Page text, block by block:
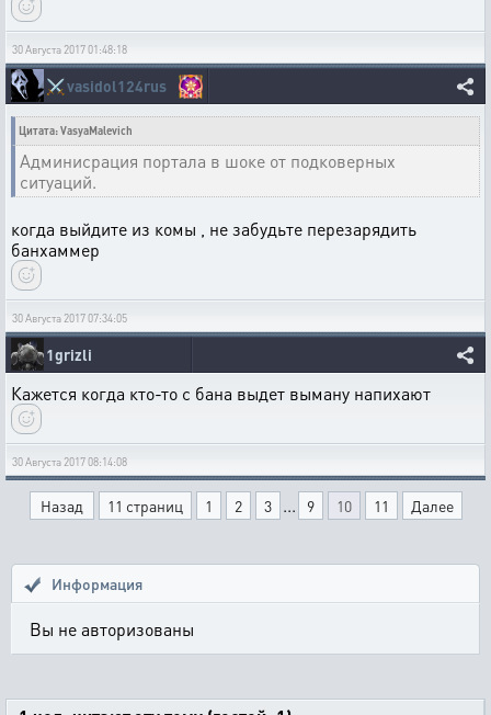
30 Августа 2017 01:48:18
⚔️vasidol124rus
Цитата: VasyaMalevich
Админисрация портала в шоке от подковерных
ситуаций.
когда выйдите из комы , не забудьте перезарядить
банхаммер
30 Августа 2017 07:34:05
1grizli
Кажется когда кто-то с бана выдет выману напихают
30 Августа 2017 08:14:08
Назад 11 страниц 1 2 3 ... 9 10 11 Далее
Информация
Вы не авторизованы